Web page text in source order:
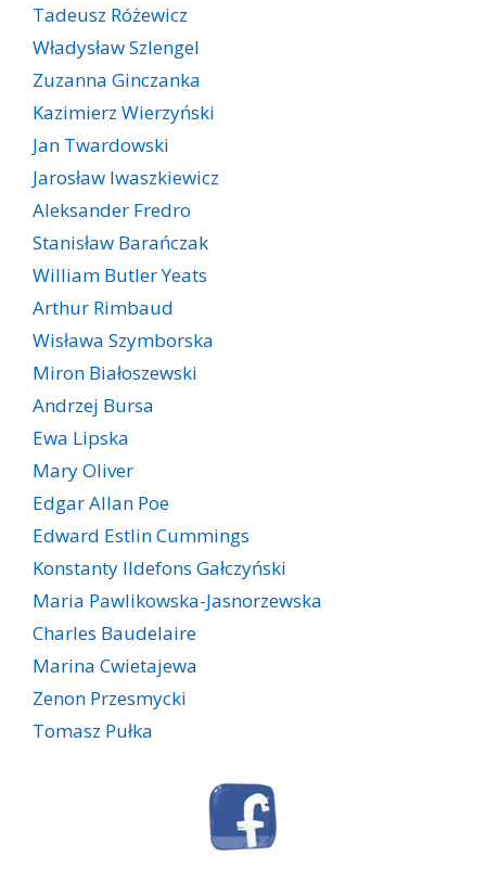
Tadeusz Różewicz
Władysław Szlengel
Zuzanna Ginczanka
Kazimierz Wierzyński
Jan Twardowski
Jarosław Iwaszkiewicz
Aleksander Fredro
Stanisław Barańczak
William Butler Yeats
Arthur Rimbaud
Wisława Szymborska
Miron Białoszewski
Andrzej Bursa
Ewa Lipska
Mary Oliver
Edgar Allan Poe
Edward Estlin Cummings
Konstanty Ildefons Gałczyński
Maria Pawlikowska-Jasnorzewska
Charles Baudelaire
Marina Cwietajewa
Zenon Przesmycki
Tomasz Pułka